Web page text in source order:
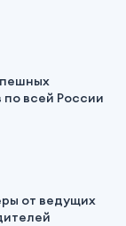
по всей России
от ведущих